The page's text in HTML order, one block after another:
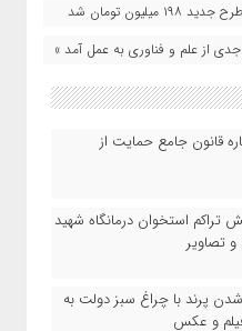
تومان شد
از علم و فناوری به عمل آمد »
قانون جامع حمایت از
تراکم استخوان درمانگاه شهید
و تصاویر
پرند با چراغ سبز دولت به
و عکس